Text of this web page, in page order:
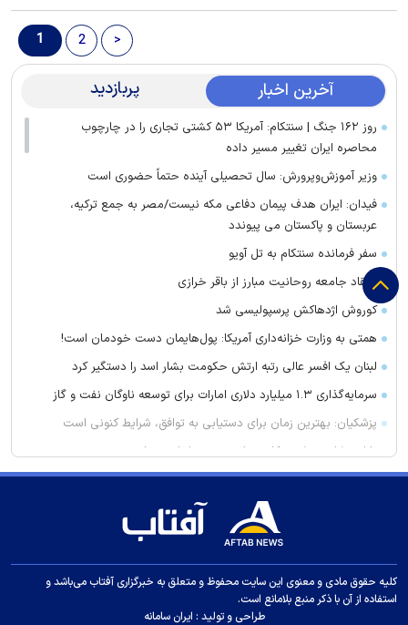
1 2 >
آخرین اخبار پربازدید
روز ۱۶۲ جنگ | سنتکام: آمریکا ۵۳ کشتی تجاری را در چارچوب
محاصره ایران تغییر مسیر داده
وزیر آموزش‌وپرورش: سال تحصیلی آینده حتماً حضوری است
فیدان: ایران هدف پیمان دفاعی مکه نیست/مصر به جمع ترکیه،
عربستان و پاکستان می پیوندد
سفر فرمانده سنتکام به تل آویو
انتقاد جامعه روحانیت مبارز از باقر خرازی
کوروش اژدهاکش پرسپولیسی شد
همتی به وزارت خزانه‌داری آمریکا: پول‌هایمان دست خودمان است!
لبنان یک افسر عالی رتبه ارتش حکومت بشار اسد را دستگیر کرد
سرمایه‌گذاری ۱.۳ میلیارد دلاری امارات برای توسعه ناوگان نفت و گاز
پزشکیان: بهترین زمان برای دستیابی به توافق، شرایط کنونی است
با این شام خوشمزه کلسترول بد خود را پایین بیاورید
تفاهم‌نامه همکاری شورای شهر و دانشگاه تبریز امضا شد
فریب این دارو‌ها را نخورید باعث لاغری شما نمی‌شوند
آمادگی شبستر برای بحران
این علائم می‌گوید به زودی یک حمله قلبی رخ می‌دهد
نخست‌وزیر کردستان عراق: منطقه ما نمی‌خواهد بخشی از هیچ
کلیه حقوق مادی و معنوی این سایت محفوظ و متعلق به خبرگزاری آفتاب می‌باشد و
استفاده از آن با ذکر منبع بلامانع است.
طراحی و تولید : ایران سامانه